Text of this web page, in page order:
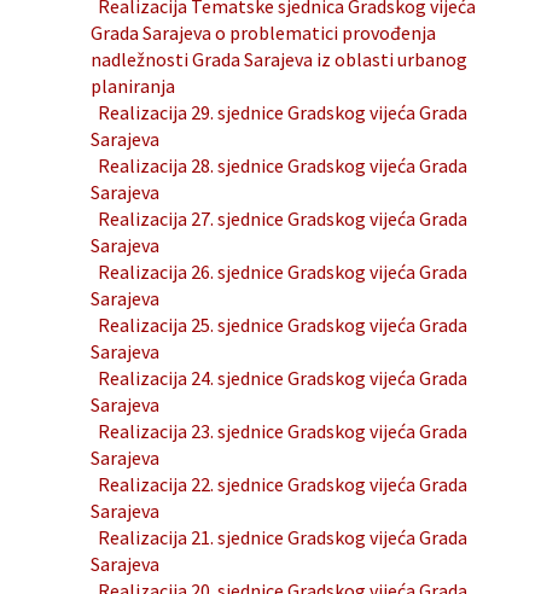
Realizacija Tematske sjednica Gradskog vijeća
Grada Sarajeva o problematici provođenja
nadležnosti Grada Sarajeva iz oblasti urbanog
planiranja
Realizacija 29. sjednice Gradskog vijeća Grada
Sarajeva
Realizacija 28. sjednice Gradskog vijeća Grada
Sarajeva
Realizacija 27. sjednice Gradskog vijeća Grada
Sarajeva
Realizacija 26. sjednice Gradskog vijeća Grada
Sarajeva
Realizacija 25. sjednice Gradskog vijeća Grada
Sarajeva
Realizacija 24. sjednice Gradskog vijeća Grada
Sarajeva
Realizacija 23. sjednice Gradskog vijeća Grada
Sarajeva
Realizacija 22. sjednice Gradskog vijeća Grada
Sarajeva
Realizacija 21. sjednice Gradskog vijeća Grada
Sarajeva